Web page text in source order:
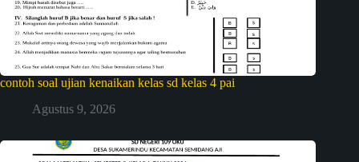
contoh soal ujian kenaikan kelas sd kelas 4 pai
Agustus 9, 2026